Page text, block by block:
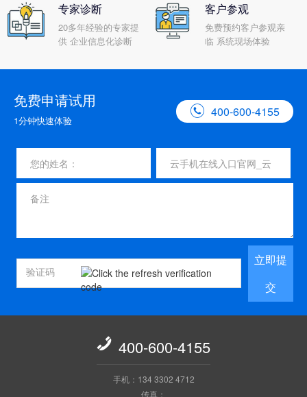
专家诊断
20多年经验的专家提
供 企业信息化诊断
客户参观
免费预约客户参观亲
临 系统现场体验
免费申请试用
1分钟快速体验
 400-600-4155
立即提
交
 400-600-4155
手机：134 3302 4712
传真：